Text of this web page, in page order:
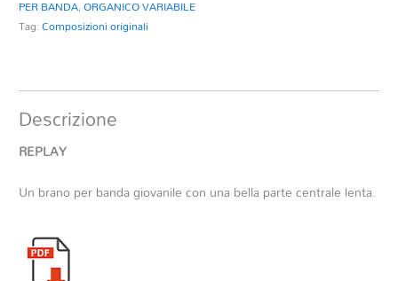
PER BANDA,ORGANICO VARIABILE
Tag:Composizioni originali
Descrizione
REPLAY
Un brano per banda giovanile con una bella parte centrale lenta.